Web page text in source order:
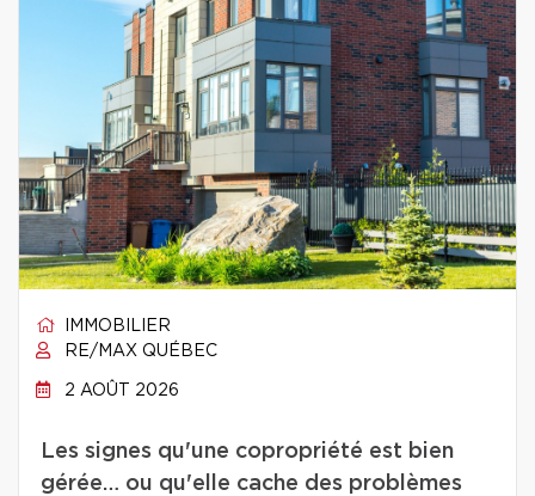
IMMOBILIER
RE/MAX QUÉBEC
2 AOÛT 2026
Les signes qu'une copropriété est bien
gérée… ou qu'elle cache des problèmes